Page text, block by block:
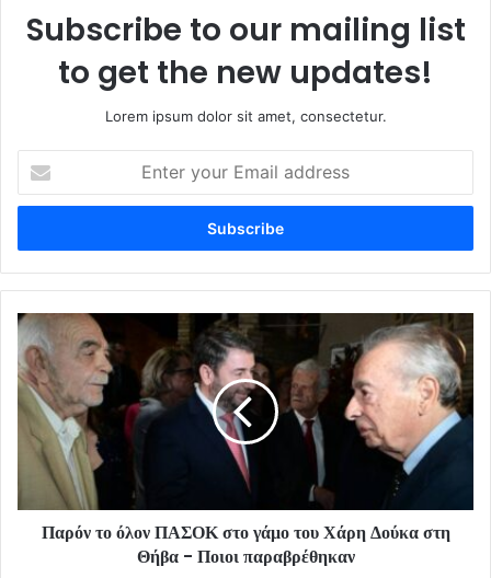
Subscribe to our mailing list
to get the new updates!
Lorem ipsum dolor sit amet, consectetur.
your
Email
Παρόν το όλον ΠΑΣΟΚ στο γάμο του Χάρη Δούκα στη
Θήβα - Ποιοι παραβρέθηκαν